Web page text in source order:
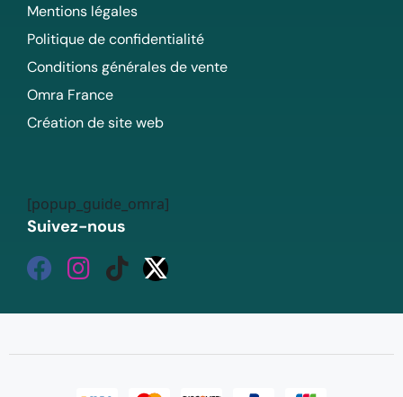
Mentions légales
Politique de confidentialité
Conditions générales de vente
Omra France
Création de site web
[popup_guide_omra]
Suivez-nous